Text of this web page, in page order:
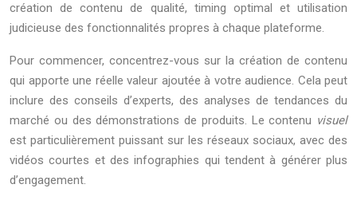
création de contenu de qualité, timing optimal et utilisation
judicieuse des fonctionnalités propres à chaque plateforme.
Pour commencer, concentrez-vous sur la création de contenu
qui apporte une réelle valeur ajoutée à votre audience. Cela peut
inclure des conseils d’experts, des analyses de tendances du
marché ou des démonstrations de produits. Le contenu visuel
est particulièrement puissant sur les réseaux sociaux, avec des
vidéos courtes et des infographies qui tendent à générer plus
d’engagement.